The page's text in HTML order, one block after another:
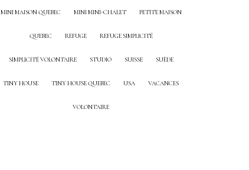
MINI MAISON QUEBEC MINI MINI-CHALET PETITE MAISON
QUEBEC REFUGE REFUGE SIMPLICITÉ
SIMPLICITÉ VOLONTAIRE STUDIO SUISSE SUÈDE
TINY HOUSE TINY HOUSE QUEBEC USA VACANCES
VOLONTAIRE